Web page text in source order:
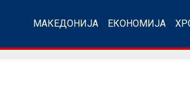
МАКЕДОНИЈА ЕКОНОМИЈА